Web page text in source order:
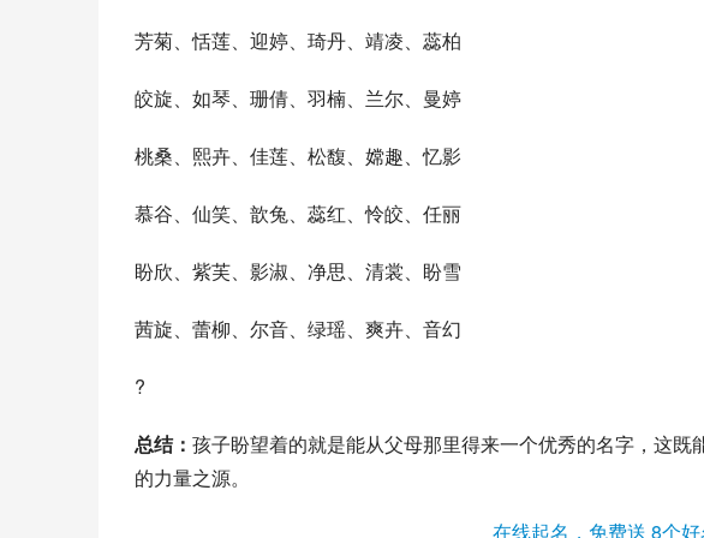
芳菊、恬莲、迎婷、琦丹、靖凌、蕊柏
皎旋、如琴、珊倩、羽楠、兰尔、曼婷
桃桑、熙卉、佳莲、松馥、嫦趣、忆影
慕谷、仙笑、歆兔、蕊红、怜皎、任丽
盼欣、紫芙、影淑、净思、清裳、盼雪
茜旋、蕾柳、尔音、绿瑶、爽卉、音幻
?
总结： 孩子盼望着的就是能从父母那里得来一个优秀的名字，这
的力量之源。
在线起名，免费送 8个